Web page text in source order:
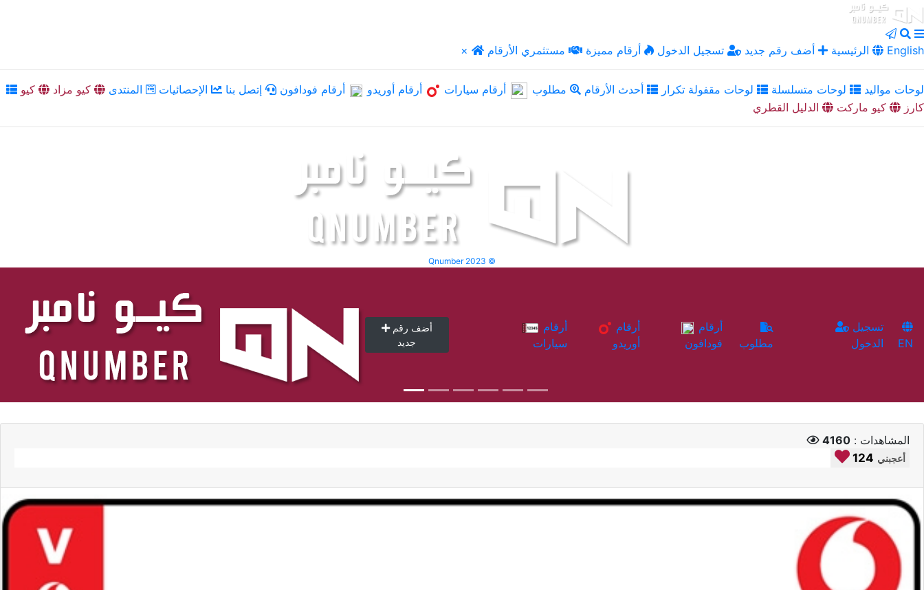
× الرئيسية أضف رقم جديد تسجيل الدخول أرقام مميزة مستثمري الأرقام English
لوحات مواليد لوحات متسلسلة لوحات مقفولة تكرار أحدث الأرقام مطلوب أرقام سيارات أرقام أوريدو أرقام فودافون إتصل بنا الإحصائيات المنتدى كيو مزاد
كيو
كارز
كيو ماركت الدليل القطري
Qnumber 2023 ©
أضف رقم
جديد
سيارات
أوريدو
فودافون
مطلوب
الدخول
EN
المشاهدات : 4160
124 أعجبني